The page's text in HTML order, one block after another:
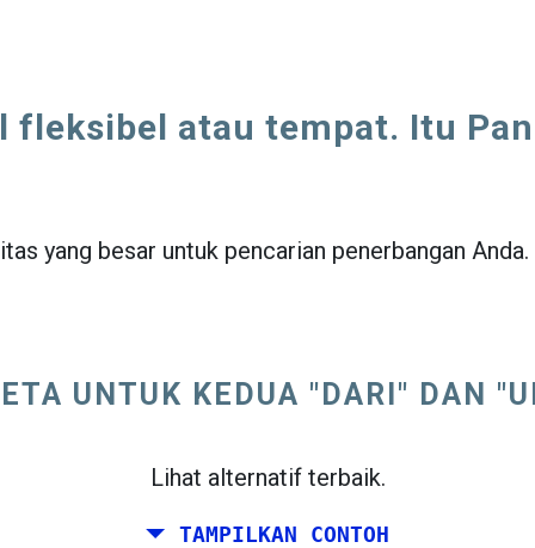
fleksibel atau tempat. Itu
yang besar untuk pencarian penerbangan
UNTUK KEDUA "DARI" DAN
Lihat alternatif terbaik.
TAMPILKAN CONTOH